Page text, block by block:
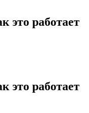
это работает
это работает